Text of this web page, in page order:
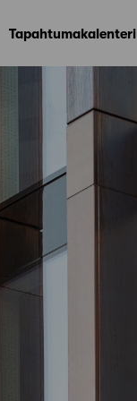
Tapahtumakalenteri